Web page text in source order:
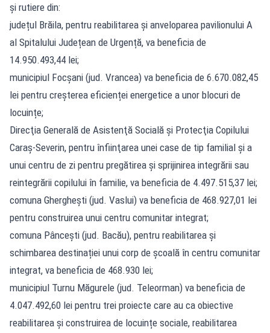
și rutiere din:
județul Brăila, pentru reabilitarea și anveloparea pavilionului A
al Spitalului Județean de Urgență, va beneficia de
14.950.493,44 lei;
municipiul Focșani (jud. Vrancea) va beneficia de 6.670.082,45
lei pentru creșterea eficienței energetice a unor blocuri de
locuințe;
Direcţia Generală de Asistenţă Socială şi Protecţia Copilului
Caraș-Severin, pentru înfiinţarea unei case de tip familial şi a
unui centru de zi pentru pregătirea și sprijinirea integrării sau
reintegrării copilului în familie, va beneficia de 4.497.515,37 lei;
comuna Gherghești (jud. Vaslui) va beneficia de 468.927,01 lei
pentru construirea unui centru comunitar integrat;
comuna Pâncești (jud. Bacău), pentru reabilitarea și
schimbarea destinației unui corp de școală în centru comunitar
integrat, va beneficia de 468.930 lei;
municipiul Turnu Măgurele (jud. Teleorman) va beneficia de
4.047.492,60 lei pentru trei proiecte care au ca obiective
reabilitarea și construirea de locuințe sociale, reabilitarea